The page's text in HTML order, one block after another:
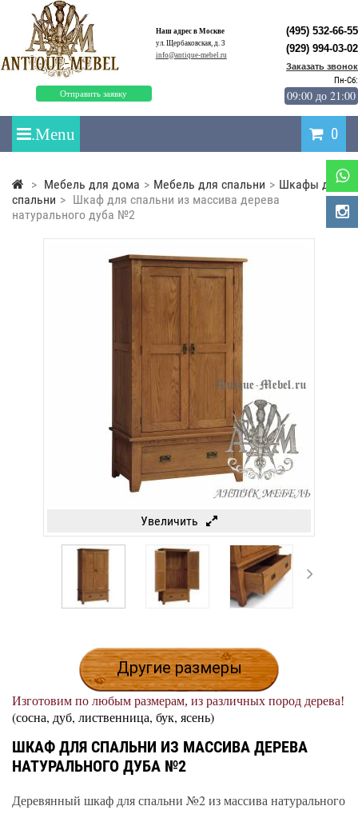
Наш адрес в Москве
ул. Щербаковская, д. 3
info@antique-mebel.ru
Отправить заявку
(495) 532-66-55
(929) 994-03-02
Заказать звонок
Пн-Сб:
09:00 до 21:00
0
> Мебель для дома > Мебель для спальни > Шкафы для
спальни > Шкаф для спальни из массива дерева
натурального дуба №2
Увеличить
Другие размеры
Изготовим по любым размерам, из различных пород дерева!
(сосна, дуб, лиственница, бук, ясень)
ШКАФ ДЛЯ СПАЛЬНИ ИЗ МАССИВА ДЕРЕВА
НАТУРАЛЬНОГО ДУБА №2
Деревянный шкаф для спальни №2 из массива натурального